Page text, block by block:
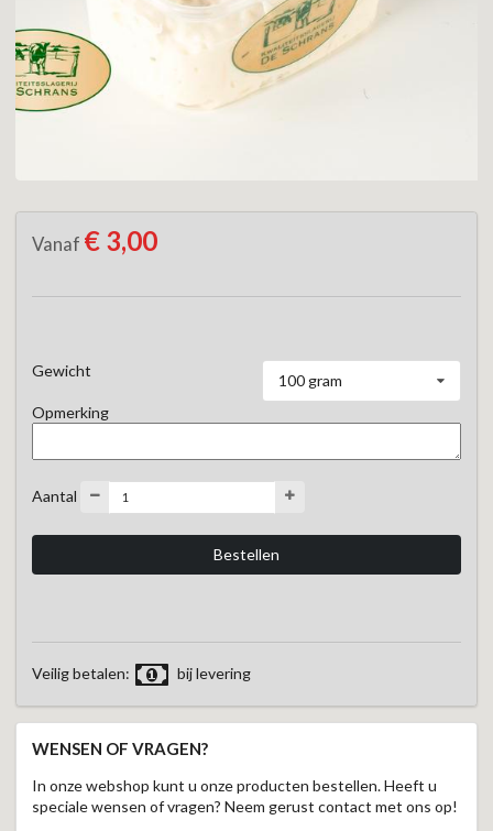
Vanaf € 3,00
Gewicht
100 gram
Opmerking
Aantal
Veilig betalen: bij levering
WENSEN OF VRAGEN?
In onze webshop kunt u onze producten bestellen. Heeft u
speciale wensen of vragen? Neem gerust contact met ons op!